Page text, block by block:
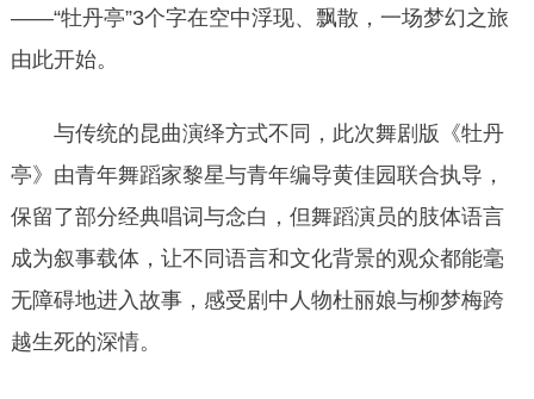
——“牡丹亭”3个字在空中浮现、飘散，一场梦幻之旅
由此开始。
与传统的昆曲演绎方式不同，此次舞剧版《牡丹
亭》由青年舞蹈家黎星与青年编导黄佳园联合执导，
保留了部分经典唱词与念白，但舞蹈演员的肢体语言
成为叙事载体，让不同语言和文化背景的观众都能毫
无障碍地进入故事，感受剧中人物杜丽娘与柳梦梅跨
越生死的深情。